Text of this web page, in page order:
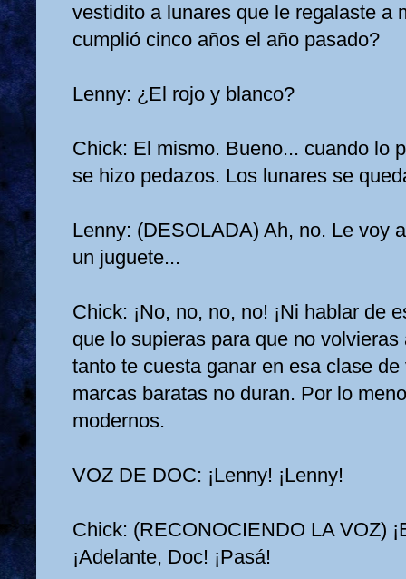
vestidito a lunares que le regalaste a
cumplió cinco años el año pasado?
Lenny: ¿El rojo y blanco?
Chick: El mismo. Bueno... cuando lo
se hizo pedazos. Los lunares se
Lenny: (DESOLADA) Ah, no. Le voy
un juguete...
Chick: ¡No, no, no, no! ¡Ni hablar de
que lo supieras para que no
tanto te cuesta ganar en esa clase
marcas baratas no duran. Por lo
modernos.
VOZ DE DOC: ¡Lenny! ¡Lenny!
Chick: (RECONOCIENDO LA VOZ)
¡Adelante, Doc! ¡Pasá!